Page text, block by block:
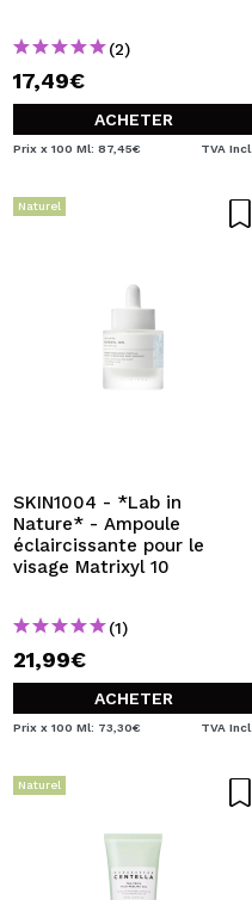
(2)
17,49€
ACHETER
Prix x 100 Ml: 87,45€ TVA Incl.
Naturel
SKIN1004 - *Lab in
Nature* - Ampoule
éclaircissante pour le
visage Matrixyl 10
(1)
21,99€
ACHETER
Prix x 100 Ml: 73,30€ TVA Incl.
Naturel